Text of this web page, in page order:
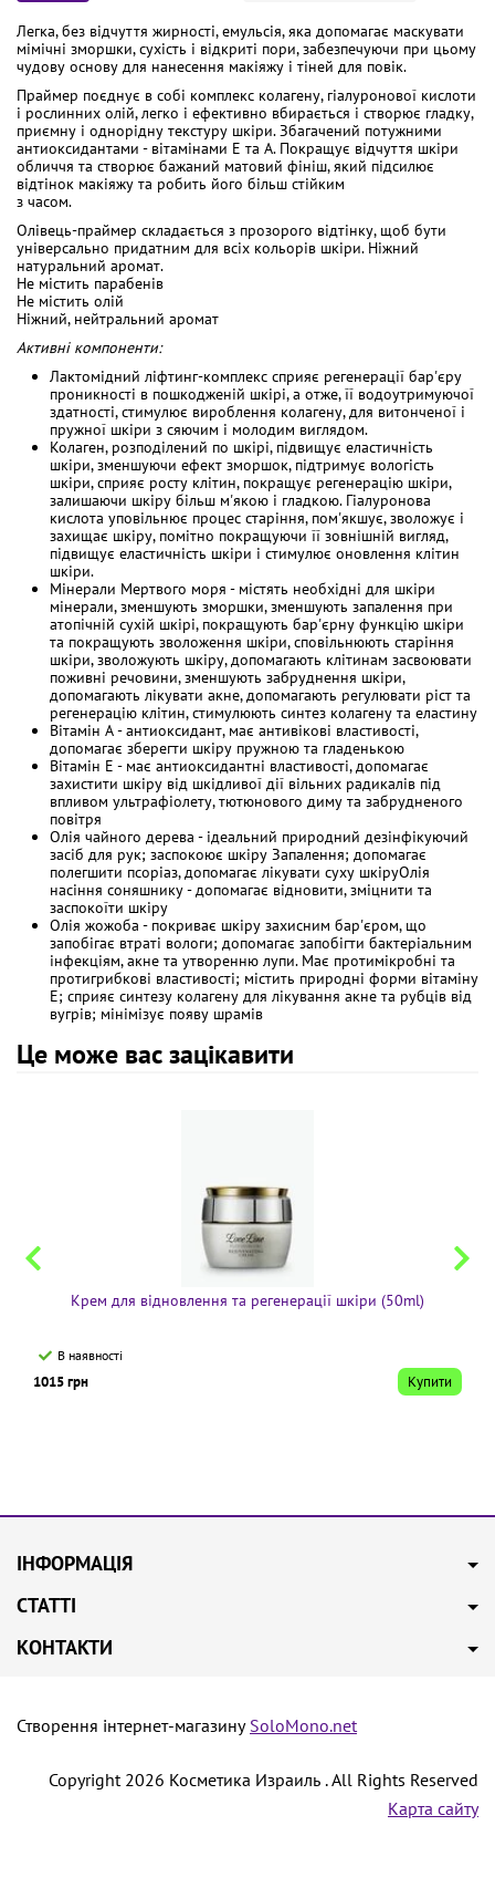
Легка, без відчуття жирності, емульсія, яка допомагає маскувати
мімічні зморшки, сухість і відкриті пори, забезпечуючи при цьому
чудову основу для нанесення макіяжу і тіней для повік.
Праймер поєднує в собі комплекс колагену, гіалуронової кислоти
і рослинних олій, легко і ефективно вбирається і створює гладку,
приємну і однорідну текстуру шкіри. Збагачений потужними
антиоксидантами - вітамінами Е та А. Покращує відчуття шкіри
обличчя та створює бажаний матовий фініш, який підсилює
відтінок макіяжу та робить його більш стійким
з часом.
Олівець-праймер складається з прозорого відтінку, щоб бути
універсально придатним для всіх кольорів шкіри. Ніжний
натуральний аромат.
Не містить парабенів
Не містить олій
Ніжний, нейтральний аромат
Активні компоненти:
Лактомідний ліфтинг-комплекс сприяє регенерації бар'єру
проникності в пошкодженій шкірі, а отже, її водоутримуючої
здатності, стимулює вироблення колагену, для витонченої і
пружної шкіри з сяючим і молодим виглядом.
Колаген, розподілений по шкірі, підвищує еластичність
шкіри, зменшуючи ефект зморшок, підтримує вологість
шкіри, сприяє росту клітин, покращує регенерацію шкіри,
залишаючи шкіру більш м'якою і гладкою. Гіалуронова
кислота уповільнює процес старіння, пом'якшує, зволожує і
захищає шкіру, помітно покращуючи її зовнішній вигляд,
підвищує еластичність шкіри і стимулює оновлення клітин
шкіри.
Мінерали Мертвого моря - містять необхідні для шкіри
мінерали, зменшують зморшки, зменшують запалення при
атопічній сухій шкірі, покращують бар'єрну функцію шкіри
та покращують зволоження шкіри, сповільнюють старіння
шкіри, зволожують шкіру, допомагають клітинам засвоювати
поживні речовини, зменшують забруднення шкіри,
допомагають лікувати акне, допомагають регулювати ріст та
регенерацію клітин, стимулюють синтез колагену та еластину
Вітамін А - антиоксидант, має антивікові властивості,
допомагає зберегти шкіру пружною та гладенькою
Вітамін Е - має антиоксидантні властивості, допомагає
захистити шкіру від шкідливої дії вільних радикалів під
впливом ультрафіолету, тютюнового диму та забрудненого
повітря
Олія чайного дерева - ідеальний природний дезінфікуючий
засіб для рук; заспокоює шкіру Запалення; допомагає
полегшити псоріаз, допомагає лікувати суху шкіруОлія
насіння соняшнику - допомагає відновити, зміцнити та
заспокоїти шкіру
Олія жожоба - покриває шкіру захисним бар'єром, що
запобігає втраті вологи; допомагає запобігти бактеріальним
інфекціям, акне та утворенню лупи. Має протимікробні та
протигрибкові властивості; містить природні форми вітаміну
Е; сприяє синтезу колагену для лікування акне та рубців від
вугрів; мінімізує появу шрамів
Це може вас зацікавити
Крем для відновлення та регенерації шкіри (50ml)
В наявності
1015 грн Купити
ІНФОРМАЦІЯ
СТАТТІ
КОНТАКТИ
Створення інтернет-магазину SoloMono.net
Copyright 2026 Косметика Израиль . All Rights Reserved
Карта сайту